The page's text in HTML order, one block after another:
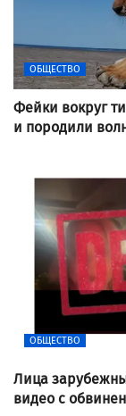
ОБЩЕСТВО
Фейки вокруг
и породили
ОБЩЕСТВО
Лица
видео с